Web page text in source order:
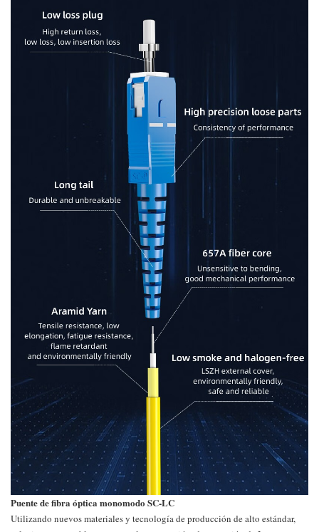
Puente de fibra óptica monomodo SC-LC
Utilizando nuevos materiales y tecnología de producción de alto estándar,